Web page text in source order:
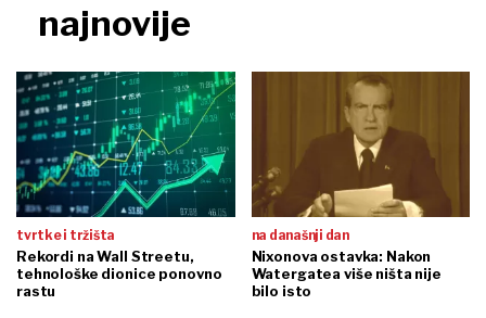
najnovije
tvrtke i tržišta
Rekordi na Wall Streetu,
tehnološke dionice ponovno
rastu
na današnji dan
Nixonova ostavka: Nakon
Watergatea više ništa nije
bilo isto